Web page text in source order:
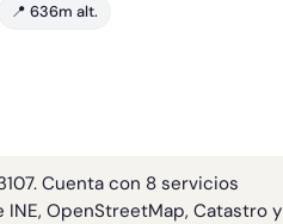
📍 636m alt.
Cuenta con 8 servicios
OpenStreetMap, Catastro y